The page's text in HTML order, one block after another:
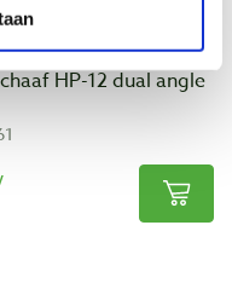
HP-12 dual angle